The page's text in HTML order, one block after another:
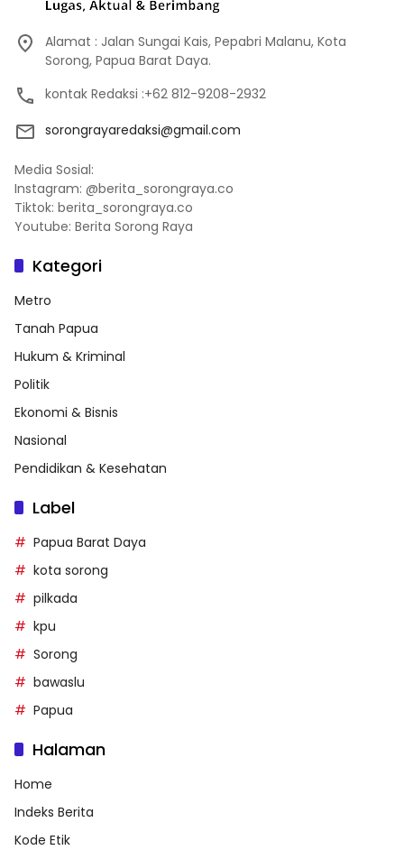
Alamat : Jalan Sungai Kais, Pepabri Malanu, Kota
Sorong, Papua Barat Daya.
kontak Redaksi :+62 812-9208-2932
sorongrayaredaksi@gmail.com
Media Sosial:
Instagram: @berita_sorongraya.co
Tiktok: berita_sorongraya.co
Youtube: Berita Sorong Raya
Kategori
Metro
Tanah Papua
Hukum & Kriminal
Politik
Ekonomi & Bisnis
Nasional
Pendidikan & Kesehatan
Label
Papua Barat Daya
kota sorong
pilkada
kpu
Sorong
bawaslu
Papua
Halaman
Home
Indeks Berita
Kode Etik